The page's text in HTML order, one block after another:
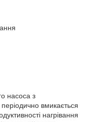
насоса з
вмикається
нагрівання